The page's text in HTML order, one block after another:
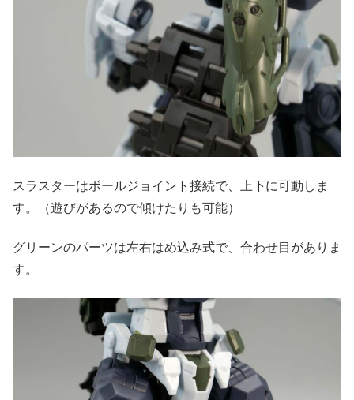
スラスターはボールジョイント接続で、上下に可動しま
す。（遊びがあるので傾けたりも可能）
グリーンのパーツは左右はめ込み式で、合わせ目がありま
す。